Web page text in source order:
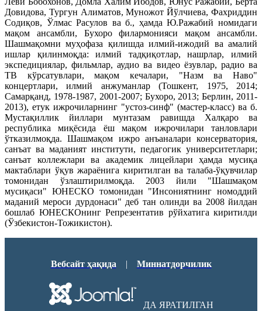
Довидова, Тургун Алиматов, Муножот Йўлчиева, Фахриддин
Содиқов, Ўлмас Расулов ва б., ҳамда Ю.Ражабий номидаги
мақом ансамбли, Бухоро филармонияси мақом ансамбли.
Шашмақомни муҳофаза қилишда илмий-ижодий ва амалий
ишлар қилинмоқда: илмий тадқиқотлар, нашрлар, илмий
экспедициялар, фильмлар, аудио ва видео ёзувлар, радио ва
ТВ кўрсатувлари, мақом кечалари, "Назм ва Наво"
концертлари, илмий анжуманлар (Тошкент, 1975, 2014;
Самарқанд, 1978-1987, 2001-2007; Бухоро, 2013; Берлин, 2011-
2013), етук ижрочиларнинг "устоз-синф" (мастер-класс) ва б.
Мустақиллик йиллари мунтазам равишда Халқаро ва
республика миқёсида ёш мақом ижрочилари танловлари
ўтказилмоқда. Шашмақом ижро анъаналари консерватория,
санъат ва маданият институти, педагогик университетлари;
санъат коллежлари ва академик лицейлари ҳамда мусиқа
мактаблари ўқув жараёнига киритилган ва талаба-ўқувчилар
томонидан ўзлаштирилмоқда. 2003 йили "Шашмақом
мусиқаси" ЮНЕСКО томонидан "Инсониятнинг номоддий
маданий мероси дурдонаси" деб тан олинди ва 2008 йилдан
бошлаб ЮНЕСКОнинг Репрезентатив рўйхатига киритилди
(Ўзбекистон-Тожикистон).
Вебсайт ҳақида | Миннатдорчилик
ДА ЯРАТИЛГАН